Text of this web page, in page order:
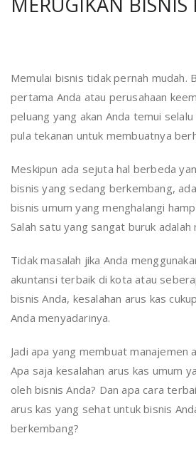
Memulai bisnis tidak pernah mudah.
pertama Anda atau perusahaan
peluang yang akan Anda temui
pula tekanan untuk membuatnya
Meskipun ada sejuta hal berbeda
bisnis yang sedang berkembang,
bisnis umum yang menghalangi
Salah satu yang sangat buruk adalah
Tidak masalah jika Anda
akuntansi terbaik di kota atau
bisnis Anda, kesalahan arus kas
Anda menyadarinya.
Jadi apa yang membuat manajemen
Apa saja kesalahan arus kas umum
oleh bisnis Anda? Dan apa cara
arus kas yang sehat untuk bisnis
berkembang?